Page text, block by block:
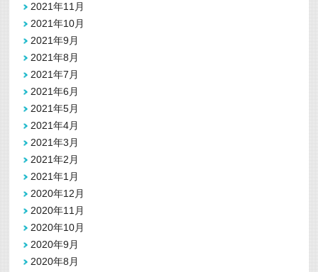
2021年11月
2021年10月
2021年9月
2021年8月
2021年7月
2021年6月
2021年5月
2021年4月
2021年3月
2021年2月
2021年1月
2020年12月
2020年11月
2020年10月
2020年9月
2020年8月